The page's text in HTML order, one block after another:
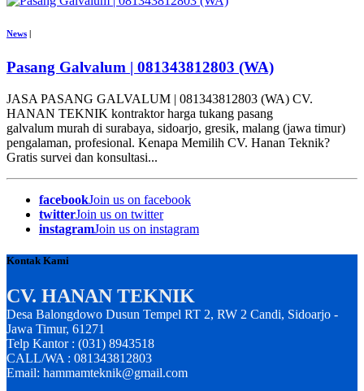
News
Pasang Galvalum | 081343812803 (WA)
JASA PASANG GALVALUM | 081343812803 (WA) CV.
HANAN TEKNIK kontraktor harga tukang pasang
galvalum murah di surabaya, sidoarjo, gresik, malang (jawa timur)
pengalaman, profesional. Kenapa Memilih CV. Hanan Teknik?
Gratis survei dan konsultasi...
facebookJoin us on facebook
twitterJoin us on twitter
instagramJoin us on instagram
Kontak Kami
CV. HANAN TEKNIK
Desa Balongdowo Dusun Tempel RT 2, RW 2 Candi, Sidoarjo -
Jawa Timur, 61271
Telp Kantor : (031) 8943518
CALL/WA : 081343812803
Email: hammamteknik@gmail.com